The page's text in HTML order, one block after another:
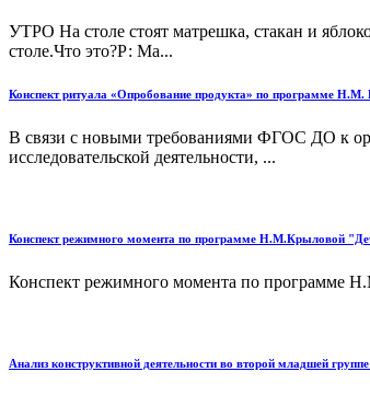
УТРО На столе стоят матрешка, стакан и
столе.Что это?Р: Ма...
Конспект ритуала «Опробование продукта» по программе
В связи с новыми требованиями ФГОС ДО к
исследовательской деятельности, ...
Конспект режимного момента по программе Н.М.Крыловой
Конспект режимного момента по программе
Анализ конструктивной деятельности во второй младшей